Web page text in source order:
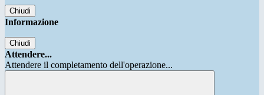
Chiudi
Informazione
Chiudi
Attendere...
Attendere il completamento dell'operazione...